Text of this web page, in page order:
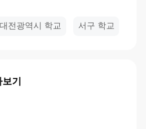
대전광역시 학교 서구 학교
기